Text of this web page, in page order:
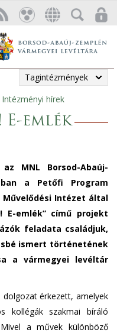
Tagintézmények
Intézményi hírek
emlék
MNL Borsod-Abaúj-
a Petőfi Program
Művelődési Intézet által
E-emlék” című projekt
feladata családjuk,
ismert történetének
a vármegyei levéltár
dolgozat érkezett, amelyek
kollégák szakmai bíráló
a művek különböző